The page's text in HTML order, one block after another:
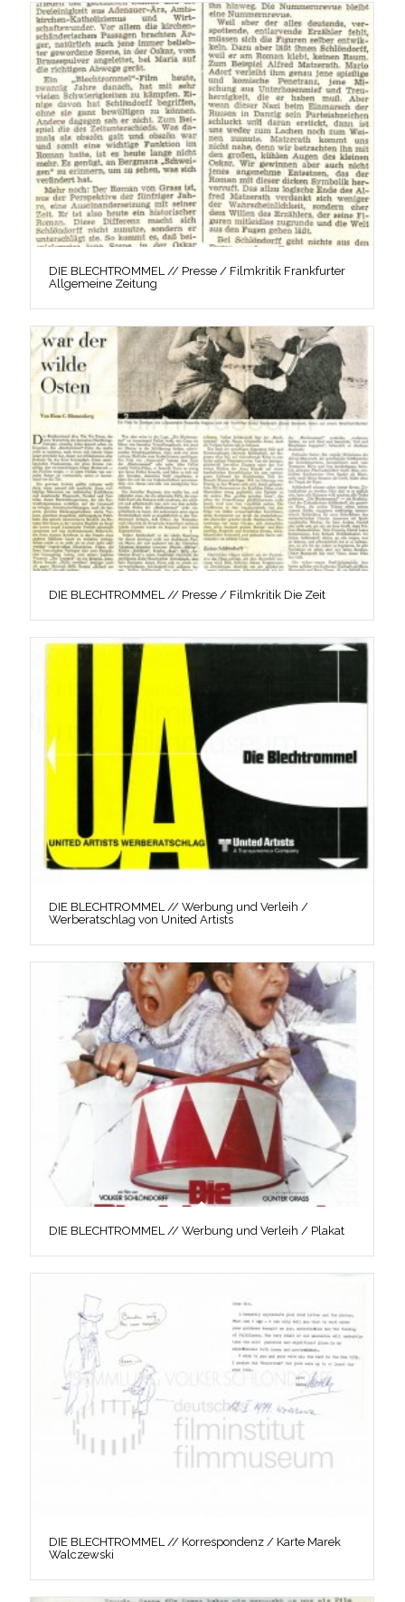
DIE BLECHTROMMEL // Presse / Filmkritik Frankfurter
Allgemeine Zeitung
DIE BLECHTROMMEL // Presse / Filmkritik Die Zeit
DIE BLECHTROMMEL // Werbung und Verleih /
Werberatschlag von United Artists
DIE BLECHTROMMEL // Werbung und Verleih / Plakat
DIE BLECHTROMMEL // Korrespondenz / Karte Marek
Walczewski